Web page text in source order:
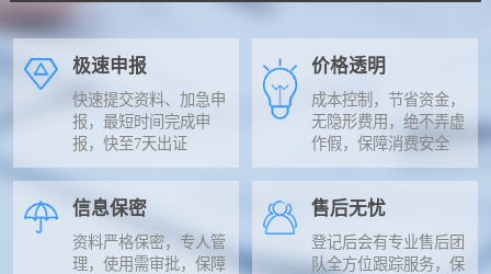
极速申报
快速提交资料、加急申
报，最短时间完成申
报，快至7天出证
价格透明
成本控制，节省资金，
无隐形费用，绝不弄虚
作假，保障消费安全
信息保密
资料严格保密，专人管
理，使用需审批，保障
售后无忧
登记后会有专业售后团
队全方位跟踪服务，保